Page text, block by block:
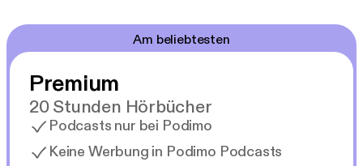
Am beliebtesten
Premium
20 Stunden Hörbücher
Podcasts nur bei Podimo
Keine Werbung in Podimo Podcasts